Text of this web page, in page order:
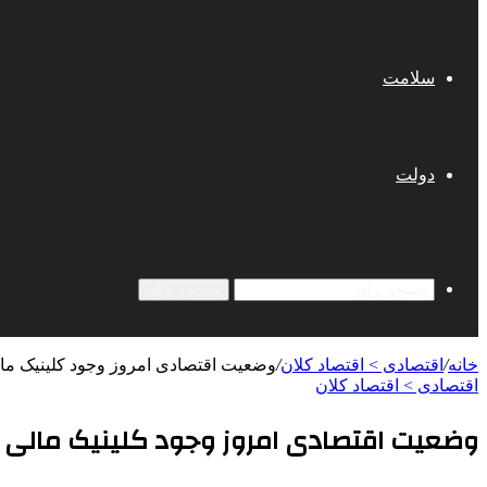
سلامت
دولت
خانه/ اقتصادی > اقتصاد کلان/وضعیت اقتصادی امروز وجود کلینیک
اقتصادی > اقتصاد کلان
وضعیت اقتصادی امروز وجود کلینیک